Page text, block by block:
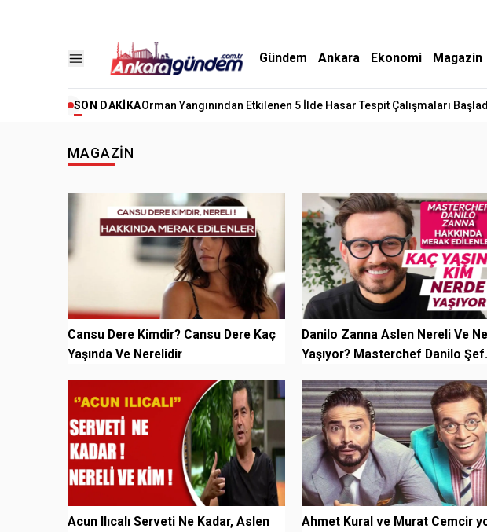
Gündem Ankara Ekonomi Magazin
SON DAKIKAOrman Yangınından Etkilenen 5 İlde Hasar Tespit Çalışmaları
MAGAZIN
Cansu Dere Kimdir? Cansu Dere Kaç
Yaşında Ve Nerelidir
Danilo Zanna Aslen Nereli Ve
Yaşıyor? Masterchef Danilo Şef
Acun Ilıcalı Serveti Ne Kadar, Aslen
Ahmet Kural ve Murat Cemcir